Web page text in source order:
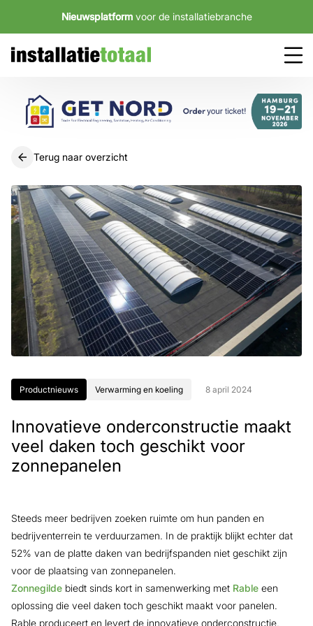
Nieuwsplatform voor de installatiebranche
Terug naar overzicht
Productnieuws Verwarming en koeling 8 april 2024
Innovatieve onderconstructie maakt
veel daken toch geschikt voor
zonnepanelen
Steeds meer bedrijven zoeken ruimte om hun panden en
bedrijventerrein te verduurzamen. In de praktijk blijkt echter dat
52% van de platte daken van bedrijfspanden niet geschikt zijn
voor de plaatsing van zonnepanelen.
Zonnegilde biedt sinds kort in samenwerking met Rable een
oplossing die veel daken toch geschikt maakt voor panelen.
Rable produceert en levert de innovatieve onderconstructie,